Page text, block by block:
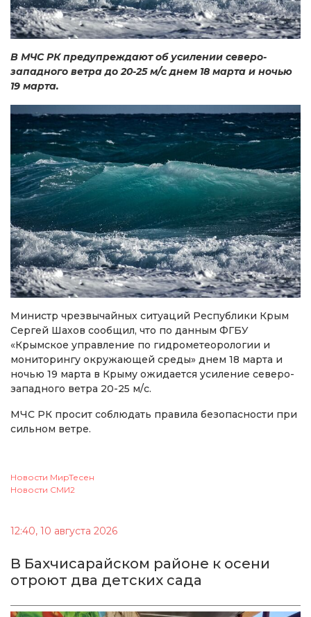
В МЧС РК предупреждают об усилении северо-
западного ветра до 20-25 м/с днем 18 марта и ночью
19 марта.
Министр чрезвычайных ситуаций Республики Крым
Сергей Шахов сообщил, что по данным ФГБУ
«Крымское управление по гидрометеорологии и
мониторингу окружающей среды» днем 18 марта и
ночью 19 марта в Крыму ожидается усиление северо-
западного ветра 20-25 м/с.
МЧС РК просит соблюдать правила безопасности при
сильном ветре.
Новости МирТесен
Новости СМИ2
12:40, 10 августа 2026
В Бахчисарайском районе к осени
отроют два детских сада